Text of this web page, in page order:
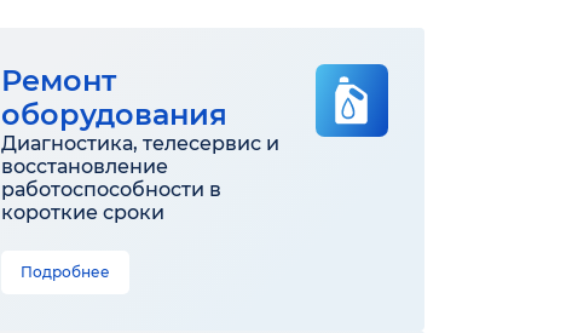
Ремонт
оборудования
Диагностика, телесервис и
восстановление
работоспособности в
короткие сроки
Подробнее